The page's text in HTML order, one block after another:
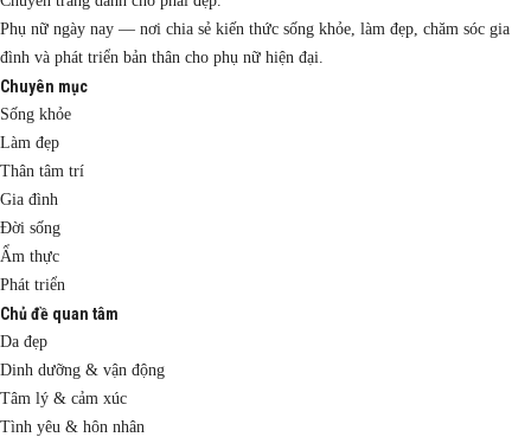
Phụ nữ ngày nay — nơi chia sẻ kiến thức sống khỏe, làm đẹp, chăm sóc gia
đình và phát triển bản thân cho phụ nữ hiện đại.
Chuyên mục
Sống khỏe
Làm đẹp
Thân tâm trí
Gia đình
Đời sống
Ẩm thực
Phát triển
Chủ đề quan tâm
Da đẹp
Dinh dưỡng & vận động
Tâm lý & cảm xúc
Tình yêu & hôn nhân